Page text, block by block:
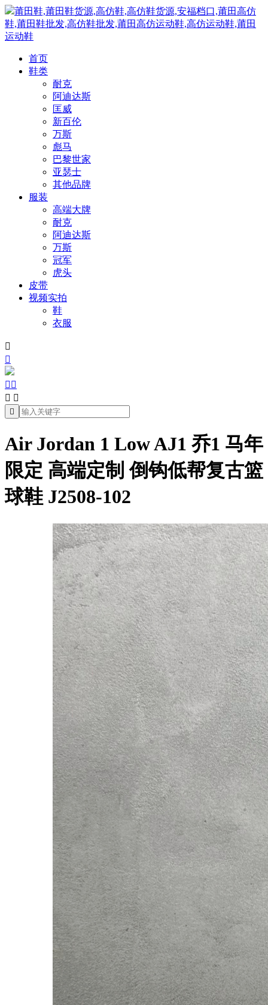
莆田鞋,莆田鞋货源,高仿鞋,高仿鞋货源,安福档口,莆田高仿
鞋,莆田鞋批发,高仿鞋批发,莆田高仿运动鞋,高仿运动鞋,莆田
运动鞋
首页
鞋类
耐克
阿迪达斯
匡威
新百伦
万斯
彪马
巴黎世家
亚瑟士
其他品牌
服装
高端大牌
耐克
阿迪达斯
万斯
冠军
虎头
皮带
视频实拍
鞋
衣服


 
 

Air Jordan 1 Low AJ1 乔1 马年
限定 高端定制 倒钩低帮复古篮
球鞋 J2508-102